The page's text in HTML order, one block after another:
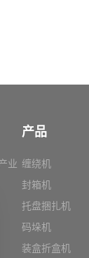
业
产品
缠绕机
封箱机
托盘捆扎机
码垛机
装盒折盒机